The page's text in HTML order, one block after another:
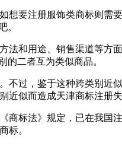
要注册服饰类商标则
。
和用途、销售渠道等方
的二者互为类似商品。
不过，鉴于这种跨类别
近似而造成天津商标注册失
商标法》规定，已在我
标。